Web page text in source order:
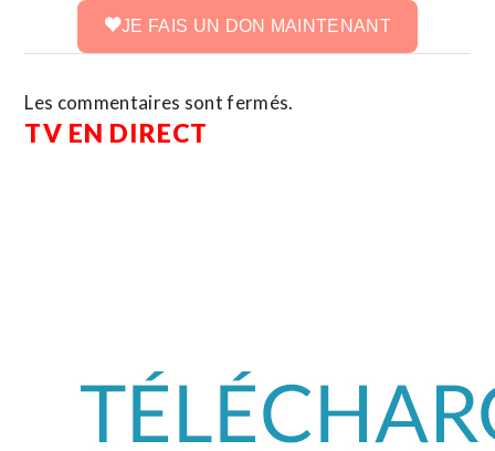
JE FAIS UN DON MAINTENANT
Les commentaires sont fermés.
TV EN DIRECT